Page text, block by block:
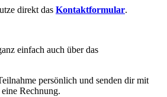
direkt das Kontaktformular.
einfach auch über das
persönlich und senden dir mit
Rechnung.